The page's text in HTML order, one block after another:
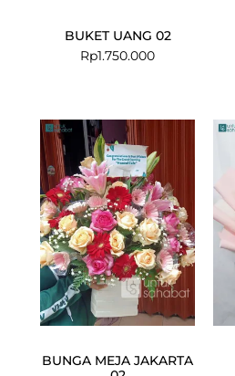
BUKET UANG 02
Rp1.750.000
BUNGA MEJA JAKARTA